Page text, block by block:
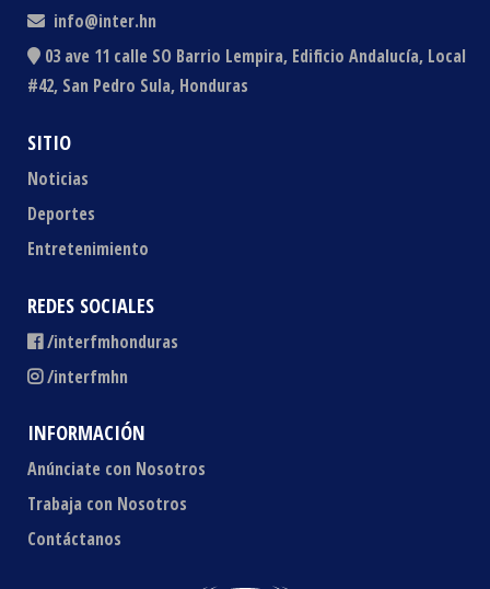
info@inter.hn
03 ave 11 calle SO Barrio Lempira, Edificio Andalucía, Local
#42, San Pedro Sula, Honduras
SITIO
Noticias
Deportes
Entretenimiento
REDES SOCIALES
/interfmhonduras
/interfmhn
INFORMACIÓN
Anúnciate con Nosotros
Trabaja con Nosotros
Contáctanos